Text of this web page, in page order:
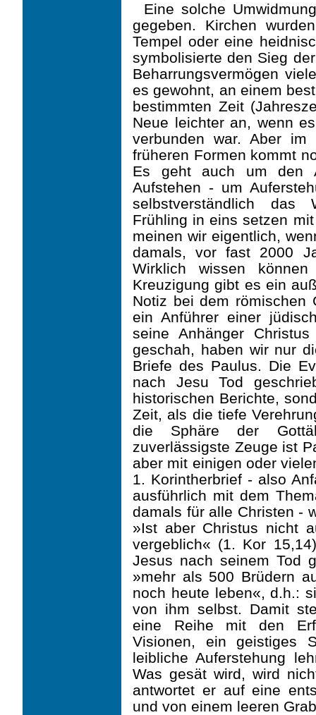
Eine solche
gegeben. Kirchen
Tempel oder eine
symbolisier­te den Sieg
Beharrungsvermögen
es gewohnt, an einem
bestimm­ten Zeit
Neue leichter an, wenn
verbunden war. Aber
früheren Formen kommt
Es geht auch um den
Aufstehen - um
selbstverständlich das
Frühling in eins setzen
meinen wir eigentlich,
damals, vor fast 2000
Wirklich wissen
Kreuzigung gibt es ein
Notiz bei dem römischen
ein Anführer einer
seine Anhänger
geschah, haben wir nur
Briefe des Paulus. Die
nach Jesu Tod
historischen Berichte,
Zeit, als die tiefe
die Sphäre der
zuverlässigste Zeuge ist
aber mit einigen oder
1. Korintherbrief - also
ausführlich mit dem
damals für alle Christen -
»Ist aber Christus nicht
vergeblich« (1. Kor
Jesus nach seinem Tod
»mehr als 500 Brüdern
noch heute leben«, d.h.:
von ihm selbst. Damit
eine Reihe mit den
Visionen, ein geistiges
leibliche Auferstehung
Was gesät wird, wird
antwortet er auf eine
und von einem leeren